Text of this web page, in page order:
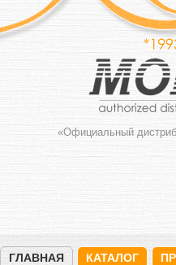
«Официальный
ГЛАВНАЯ КАТАЛОГ